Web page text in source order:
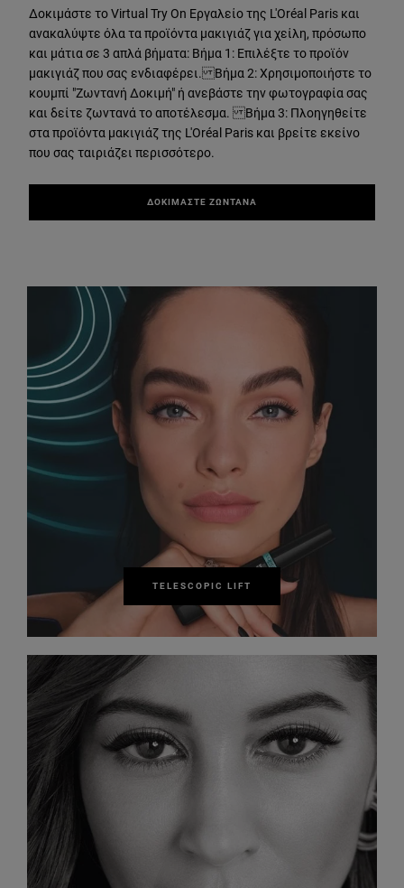
Δοκιμάστε το Virtual Try On Εργαλείο της L'Oréal Paris και
ανακαλύψτε όλα τα προϊόντα μακιγιάζ για χείλη, πρόσωπο
και μάτια σε 3 απλά βήματα: Βήμα 1: Επιλέξτε το προϊόν
μακιγιάζ που σας ενδιαφέρει. Βήμα 2: Χρησιμοποιήστε το
κουμπί "Ζωντανή Δοκιμή" ή ανεβάστε την φωτογραφία σας
και δείτε ζωντανά το αποτέλεσμα. Βήμα 3: Πλοηγηθείτε
στα προϊόντα μακιγιάζ της L'Oréal Paris και βρείτε εκείνο
που σας ταιριάζει περισσότερο.
ΔΟΚΙΜΑΣΤΕ ΖΩΝΤΑΝΑ
TELESCOPIC LIFT